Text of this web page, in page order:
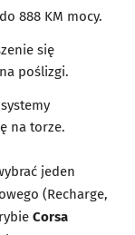
888 KM mocy.
się
poślizgi.
na torze.
jeden
(Recharge,
Corsa